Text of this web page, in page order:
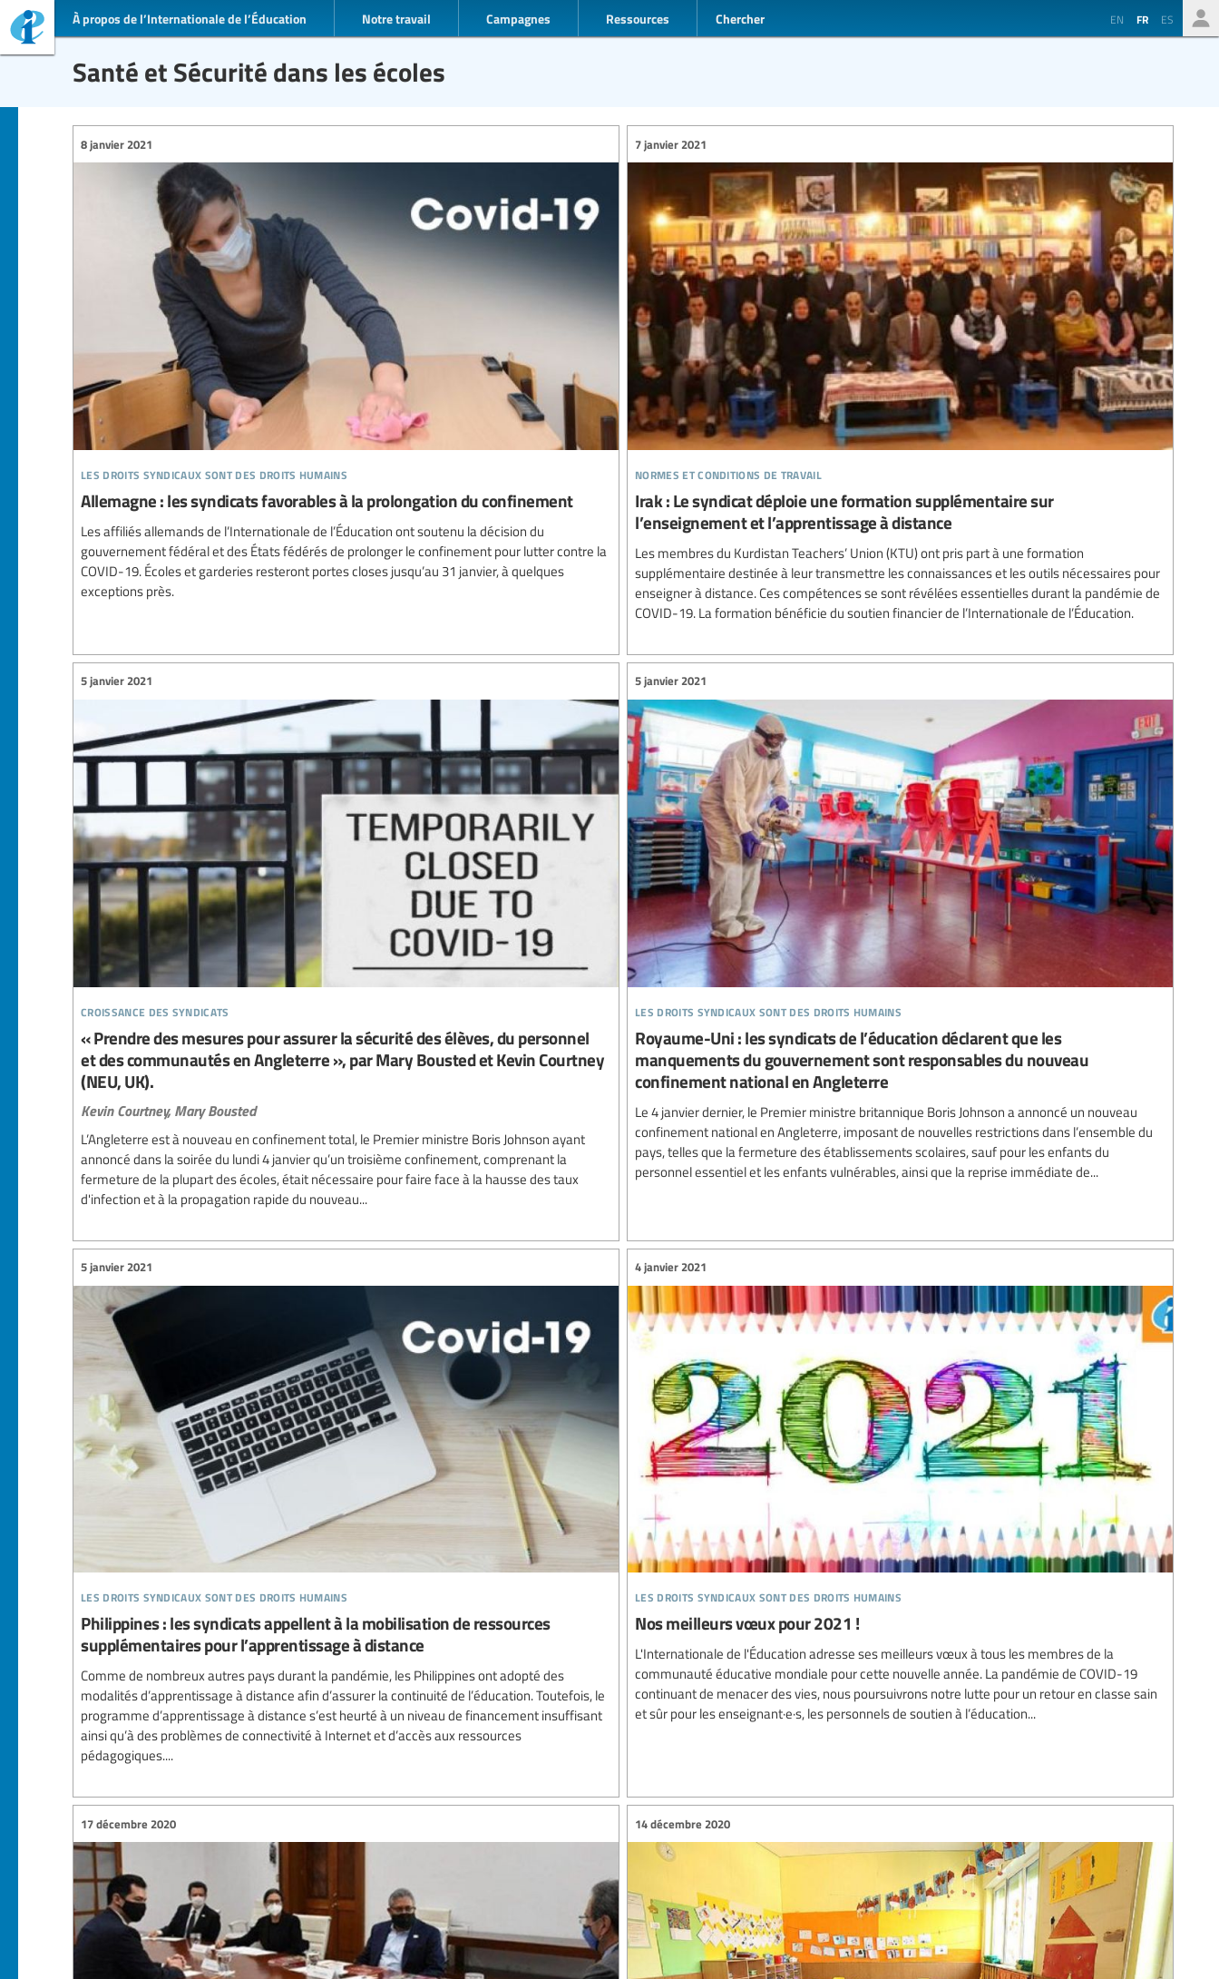
À propos de l’Internationale de l’Éducation Notre travail Campagnes Ressources Chercher EN FR ES
Santé et Sécurité dans les écoles
les droits syndicaux sont des droits humains
8 janvier 2021
Allemagne : les syndicats favorables à la prolongation du confinement
Les affiliés allemands de l’Internationale de l’Éducation ont soutenu la décision du
gouvernement fédéral et des États fédérés de prolonger le confinement pour lutter contre la
COVID-19. Écoles et garderies resteront portes closes jusqu’au 31 janvier, à quelques
exceptions près.
normes et conditions de travail
7 janvier 2021
Irak : Le syndicat déploie une formation supplémentaire sur
l’enseignement et l’apprentissage à distance
Les membres du Kurdistan Teachers’ Union (KTU) ont pris part à une formation
supplémentaire destinée à leur transmettre les connaissances et les outils nécessaires pour
enseigner à distance. Ces compétences se sont révélées essentielles durant la pandémie de
COVID-19. La formation bénéficie du soutien financier de l’Internationale de l’Éducation.
croissance des syndicats
5 janvier 2021
« Prendre des mesures pour assurer la sécurité des élèves, du personnel
et des communautés en Angleterre », par Mary Bousted et Kevin Courtney
(NEU, UK).
Kevin Courtney, Mary Bousted
L’Angleterre est à nouveau en confinement total, le Premier ministre Boris Johnson ayant
annoncé dans la soirée du lundi 4 janvier qu’un troisième confinement, comprenant la
fermeture de la plupart des écoles, était nécessaire pour faire face à la hausse des taux
d'infection et à la propagation rapide du nouveau...
les droits syndicaux sont des droits humains
5 janvier 2021
Royaume-Uni : les syndicats de l’éducation déclarent que les
manquements du gouvernement sont responsables du nouveau
confinement national en Angleterre
Le 4 janvier dernier, le Premier ministre britannique Boris Johnson a annoncé un nouveau
confinement national en Angleterre, imposant de nouvelles restrictions dans l’ensemble du
pays, telles que la fermeture des établissements scolaires, sauf pour les enfants du
personnel essentiel et les enfants vulnérables, ainsi que la reprise immédiate de...
les droits syndicaux sont des droits humains
5 janvier 2021
Philippines : les syndicats appellent à la mobilisation de ressources
supplémentaires pour l’apprentissage à distance
Comme de nombreux autres pays durant la pandémie, les Philippines ont adopté des
modalités d’apprentissage à distance afin d’assurer la continuité de l’éducation. Toutefois, le
programme d’apprentissage à distance s’est heurté à un niveau de financement insuffisant
ainsi qu’à des problèmes de connectivité à Internet et d’accès aux ressources
pédagogiques....
les droits syndicaux sont des droits humains
4 janvier 2021
Nos meilleurs vœux pour 2021 !
L'Internationale de l'Éducation adresse ses meilleurs vœux à tous les membres de la
communauté éducative mondiale pour cette nouvelle année. La pandémie de COVID-19
continuant de menacer des vies, nous poursuivrons notre lutte pour un retour en classe sain
et sûr pour les enseignant·e·s, les personnels de soutien à l’éducation...
17 décembre 2020 14 décembre 2020